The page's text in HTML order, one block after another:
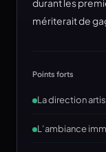
durant les
mériterait de
Points forts
La direction
L’ambiance